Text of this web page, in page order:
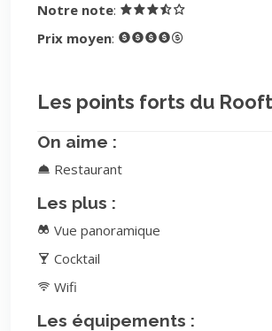
Notre note:
Prix moyen:
Les points forts du
On aime :
Restaurant
Les plus :
Vue panoramique
Cocktail
Wifi
Les équipements :